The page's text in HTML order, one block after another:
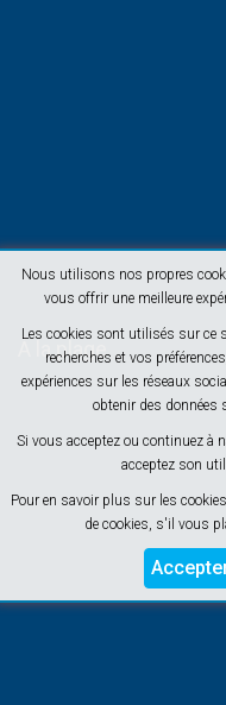
Nous utilisons nos propres
vous offrir une meilleure
Les cookies sont utilisés sur ce
recherches et vos
expériences sur les réseaux
obtenir des données
Si vous acceptez ou continuez à
acceptez son
Pour en savoir plus sur les
de cookies, s'il vous
À la plage